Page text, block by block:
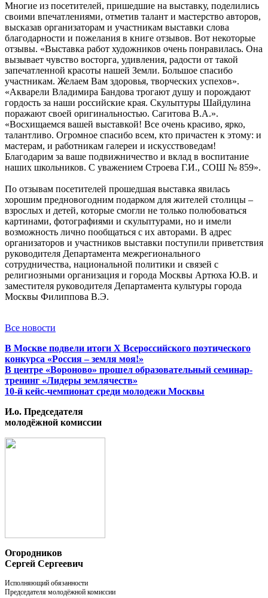
Многие из посетителей, пришедшие на выставку, поделились
своими впечатлениями, отметив талант и мастерство авторов,
высказав организаторам и участникам выставки слова
благодарности и пожелания в книге отзывов. Вот некоторые
отзывы. «Выставка работ художников очень понравилась. Она
вызывает чувство восторга, удивления, радости от такой
запечатленной красоты нашей Земли. Большое спасибо
участникам. Желаем Вам здоровья, творческих успехов».
«Акварели Владимира Бандова трогают душу и порождают
гордость за наши российские края. Скульптуры Шайдулина
поражают своей оригинальностью. Сагитова В.А.».
«Восхищаемся вашей выставкой! Все очень красиво, ярко,
талантливо. Огромное спасибо всем, кто причастен к этому: и
мастерам, и работникам галереи и искусствоведам!
Благодарим за ваше подвижничество и вклад в воспитание
наших школьников. С уважением Строева Г.И., СОШ № 859».
По отзывам посетителей прошедшая выставка явилась
хорошим предновогодним подарком для жителей столицы –
взрослых и детей, которые смогли не только полюбоваться
картинами, фотографиями и скульптурами, но и имели
возможность лично пообщаться с их авторами. В адрес
организаторов и участников выставки поступили приветствия
руководителя Департамента межрегионального
сотрудничества, национальной политики и связей с
религиозными организация и города Москвы Артюха Ю.В. и
заместителя руководителя Департамента культуры города
Москвы Филиппова В.Э.
Все новости
В Москве подвели итоги X Всероссийского поэтического
конкурса «Россия – земля моя!»
В центре «Вороново» прошел образовательный семинар-
тренинг «Лидеры землячеств»
10-й кейс-чемпионат среди молодежи Москвы
И.о. Председателя
молодёжной комиссии
Огородников
Сергей Сергеевич
Исполняющий обязанности
Председателя молодёжной комиссии